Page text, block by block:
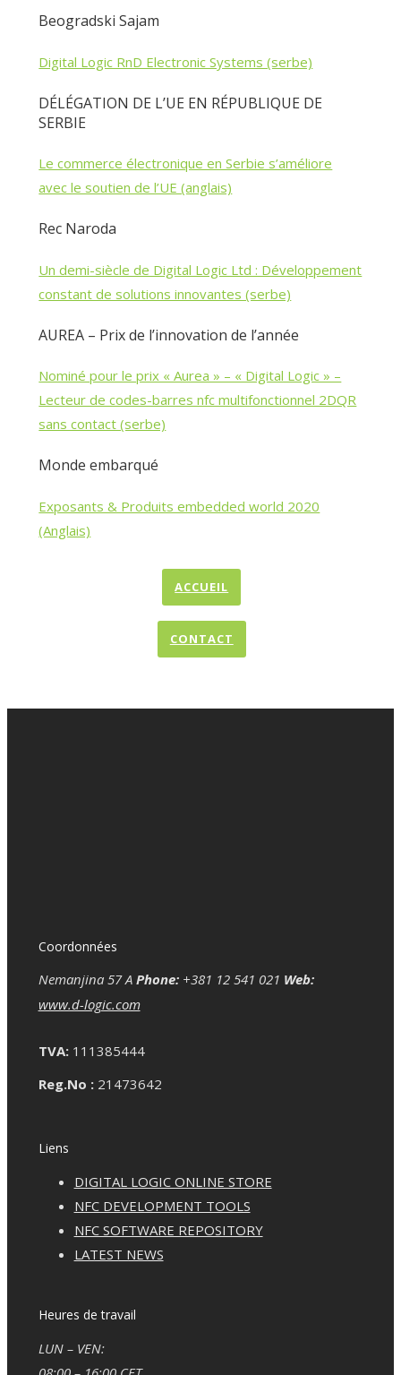
Beogradski Sajam
Digital Logic RnD Electronic Systems (serbe)
DÉLÉGATION DE L’UE EN RÉPUBLIQUE DE
SERBIE
Le commerce électronique en Serbie s’améliore
avec le soutien de l’UE (anglais)
Rec Naroda
Un demi-siècle de Digital Logic Ltd : Développement
constant de solutions innovantes (serbe)
AUREA – Prix de l’innovation de l’année
Nominé pour le prix « Aurea » – « Digital Logic » –
Lecteur de codes-barres nfc multifonctionnel 2DQR
sans contact (serbe)
Monde embarqué
Exposants & Produits embedded world 2020
(Anglais)
ACCUEIL
CONTACT
Coordonnées
Nemanjina 57 A Phone:+381 12 541 021 Web:
www.d-logic.com
TVA:111385444
Reg.No :21473642
Liens
DIGITAL LOGIC ONLINE STORE
NFC DEVELOPMENT TOOLS
NFC SOFTWARE REPOSITORY
LATEST NEWS
Heures de travail
LUN – VEN: